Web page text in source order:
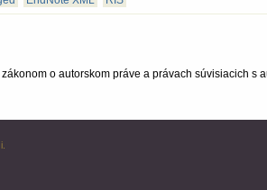
o autorskom práve a právach súvisiacich s